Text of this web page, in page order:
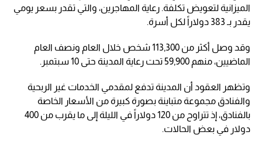
الميزانية لتعويض تكلفة. رعاية المهاجرين، والتي تقدر بسعر يومي
يقدر بـ 383 دولاراً لكل أسرة.
وقد وصل أكثر من 113,300 شخص خلال العام ونصف العام
الماضيين، منهم 59,900 تحت رعاية المدينة حتى 10 سبتمبر.
وتظهر العقود أن المدينة تدفع لمقدمي الخدمات غير الربحية
والفنادق مجموعة متباينة بصورة كبيرة من الأسعار الخاصة
بالفنادق، إذ تتراوح من 120 دولاراً في الليلة إلى ما يقرب من 400
دولار في بعض الحالات.